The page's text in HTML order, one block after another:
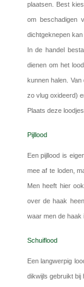
plaatsen. Best
om beschadigen
dichtgeknepen kan
In de handel
dienen om het
kunnen halen.
zo vlug oxideerd)
Plaats deze
Pijllood
Een pijllood is
mee af te loden,
Men heeft hier
over de haak
waar men de haak
Schuiflood
Een langwerpig
dikwijls gebruikt